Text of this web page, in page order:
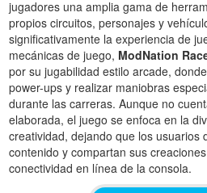
jugadores una amplia gama de
propios circuitos, personajes y
significativamente la experiencia de
mecánicas de juego, ModNation
por su jugabilidad estilo arcade,
power-ups y realizar maniobras
durante las carreras. Aunque no
elaborada, el juego se enfoca en la
creatividad, dejando que los usuarios
contenido y compartan sus
conectividad en línea de la consola.